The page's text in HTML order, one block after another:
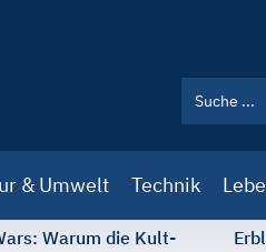
& Umwelt Technik
Warum die Kult-